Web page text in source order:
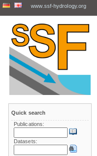
www.ssf-hydrology.org
Quick search
Publications:
Datasets: